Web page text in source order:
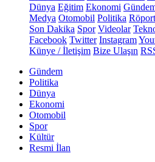
Dünya Eğitim Ekonomi
Medya Otomobil Politika
Son Dakika Spor Videolar
Facebook Twitter Instagram
Künye / İletişim Bize Ulaşın
Gündem
Politika
Dünya
Ekonomi
Otomobil
Spor
Kültür
Resmi İlan